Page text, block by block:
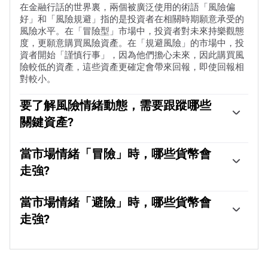
在金融行話的世界裏，兩個被廣泛使用的術語「風險偏
好」和「風險規避」指的是投資者在相關時期願意承受的
風險水平。在「冒險型」市場中，投資者對未來持樂觀態
度，更願意購買風險資產。在「規避風險」的市場中，投
資者開始「謹慎行事」，因為他們擔心未來，因此購買風
險較低的資產，這些資產更確定會帶來回報，即使回報相
對較小。
要了解風險情緒動態，需要跟蹤哪些
關鍵資產?
品(黃金除外)也會升值，因為它們受益於積極的增長前
景。大宗商品出口大國的貨幣因需求增加而走強，加密貨
幣上漲。在「規避風險」的市場中，債券——尤其是主要
美元等避險貨幣都受益。
當市場情緒「冒險」時，哪些貨幣會
走強?
南非蘭特(ZAR)等次要外匯，都傾向於在「風險偏好」的
市場中上漲。這是因為這些貨幣的經濟增長嚴重依賴大宗
商品出口，而大宗商品在風險偏好時期往往會上漲。這是
需求將會增加。
當市場情緒「避險」時，哪些貨幣會
走強?
元(JPY)和瑞士法郎(CHF)。美元，因為它是世界儲備貨